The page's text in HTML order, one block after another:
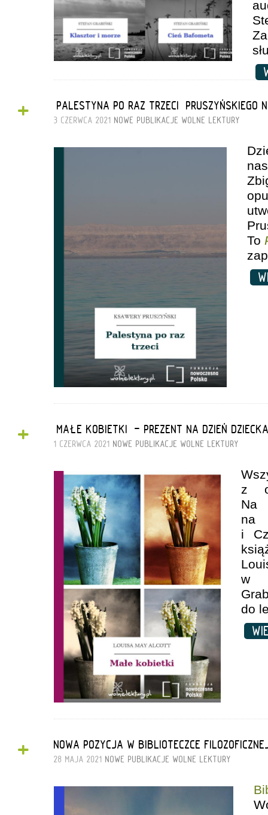
+ „PALESTYNA PO RAZ TRZECI” PRUSZYŃSKIEGO
3 CZERWCA 2021 NOWE PUBLIKACJE WOLNE LEKTURY
To
+ „MAŁE KOBIETKI” - PREZENT NA DZIEŃ
1 CZERWCA 2021 NOWE PUBLIKACJE WOLNE LEKTURY
z
Na
na
i
w
do
+ NOWA POZYCJA W BIBLIOTECZCE
28 MAJA 2021 NOWE PUBLIKACJE WOLNE LEKTURY